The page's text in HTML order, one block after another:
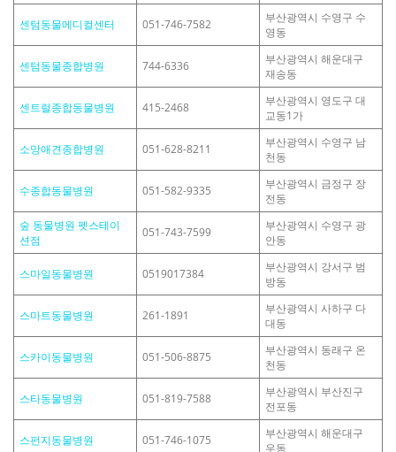
센텀동물메디컬센터 051-746-7582
부산광역시 수영구 수
영동
센텀동물종합병원 744-6336
부산광역시 해운대구
재송동
센트럴종합동물병원 415-2468
부산광역시 영도구 대
교동1가
소망애견종합병원 051-628-8211
부산광역시 수영구 남
천동
수종합동물병원 051-582-9335
부산광역시 금정구 장
전동
숲 동물병원 펫스테이
션점
051-743-7599
부산광역시 수영구 광
안동
스마일동물병원 0519017384
부산광역시 강서구 범
방동
스마트동물병원 261-1891
부산광역시 사하구 다
대동
스카이동물병원 051-506-8875
부산광역시 동래구 온
천동
스타동물병원 051-819-7588
부산광역시 부산진구
전포동
스펀지동물병원 051-746-1075
부산광역시 해운대구
우동